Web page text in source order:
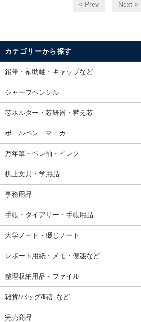
< Prev Next >
カテゴリーから探す
鉛筆・補助軸・キャップなど
シャープペンシル
芯ホルダー・芯研器・替え芯
ボールペン・マーカー
万年筆・ペン軸・インク
机上文具・学用品
事務用品
手帳・ダイアリー・手帳用品
大学ノート・綴じノート
レポート用紙・メモ・便箋など
整理収納用品・ファイル
雑貨/バッグ/時計など
完売商品